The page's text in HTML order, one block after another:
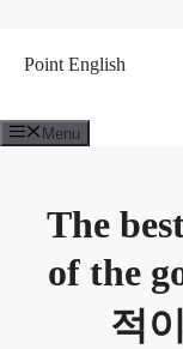
건
너
Point English
Menu
The
of the
적